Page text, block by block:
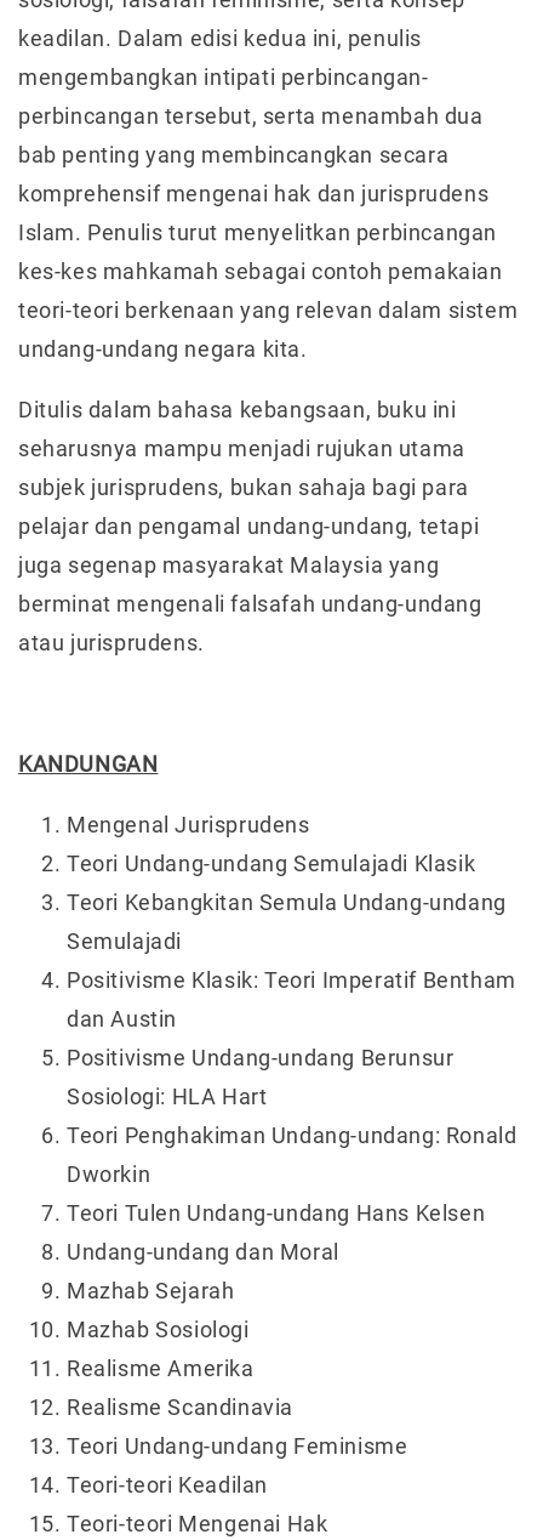
keadilan. Dalam edisi kedua ini, penulis
mengembangkan intipati perbincangan-
perbincangan tersebut, serta menambah dua
bab penting yang membincangkan secara
komprehensif mengenai hak dan jurisprudens
Islam. Penulis turut menyelitkan perbincangan
kes-kes mahkamah sebagai contoh pemakaian
teori-teori berkenaan yang relevan dalam sistem
undang-undang negara kita.
Ditulis dalam bahasa kebangsaan, buku ini
seharusnya mampu menjadi rujukan utama
subjek jurisprudens, bukan sahaja bagi para
pelajar dan pengamal undang-undang, tetapi
juga segenap masyarakat Malaysia yang
berminat mengenali falsafah undang-undang
atau jurisprudens.
KANDUNGAN
Mengenal Jurisprudens
Teori Undang-undang Semulajadi Klasik
Teori Kebangkitan Semula Undang-undang
Semulajadi
Positivisme Klasik: Teori Imperatif Bentham
dan Austin
Positivisme Undang-undang Berunsur
Sosiologi: HLA Hart
Teori Penghakiman Undang-undang: Ronald
Dworkin
Teori Tulen Undang-undang Hans Kelsen
Undang-undang dan Moral
Mazhab Sejarah
Mazhab Sosiologi
Realisme Amerika
Realisme Scandinavia
Teori Undang-undang Feminisme
Teori-teori Keadilan
Teori-teori Mengenai Hak